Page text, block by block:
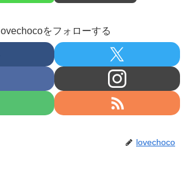
lovechocoをフォローする
lovechoco